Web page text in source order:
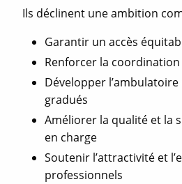
Ils déclinent une ambition
Garantir un accès
Renforcer la
Développer
gradués
Améliorer la qualité et la
en charge
Soutenir l’attractivité et
professionnels